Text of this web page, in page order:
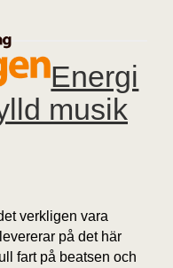
Energi
musik
verkligen vara
levererar på det här
fart på beatsen och